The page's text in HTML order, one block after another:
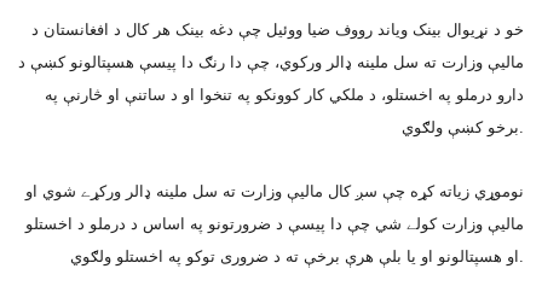
خو د نړيوال بينک وياند رووف ضيا ووئيل چې دغه بينک هر کال د افغانستان د
ماليې وزارت ته سل ملينه ډالر ورکوي، چې دا رنګ دا پيسې هسپتالونو کښې د
دارو درملو په اخستلو، د ملکي کار کوونکو په تنخوا او د ساتنې او څارنې په
برخو کښې ولګوي.
نوموړي زياته کړه چې سږ کال ماليې وزارت ته سل ملينه ډالر ورکړے شوي او
ماليې وزارت کولے شي چې دا پيسې د ضرورتونو په اساس د درملو د اخستلو
او هسپتالونو او يا بلې هرې برخې ته د ضرورى توکو په اخستلو ولګوي.